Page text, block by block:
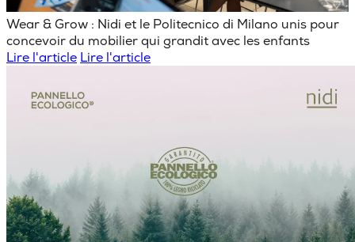
Wear & Grow : Nidi et le Politecnico di Milano unis pour
concevoir du mobilier qui grandit avec les enfants
Lire l'article Lire l'article